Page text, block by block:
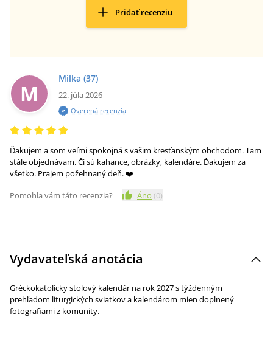
Pridať recenziu
M
Milka (37)
22. júla 2026
Overená recenzia
Ďakujem a som veľmi spokojná s vašim kresťanským obchodom. Tam
stále objednávam. Či sú kahance, obrázky, kalendáre. Ďakujem za
všetko. Prajem požehnaný deň. ❤️
Pomohla vám táto recenzia?
Áno (0)
Vydavateľská anotácia
Gréckokatolícky stolový kalendár na rok 2027 s týždenným
prehľadom liturgických sviatkov a kalendárom mien doplnený
fotografiami z komunity.